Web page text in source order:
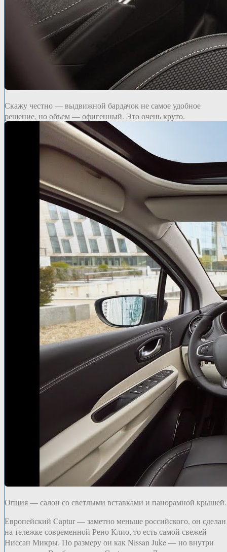
Скажу честно — выдвижной бардачок не самое удобное
решение, но объем — офигенный. Это очень круто.
Опция — салон со светлыми вставками и панорамной крышей.
Европейский Captur — заметно меньше российского, он сделан
на тележке современной Рено Клио, то есть самой свежей
Ниссан Микры. По размеру он как Nissan Juke — но внутри